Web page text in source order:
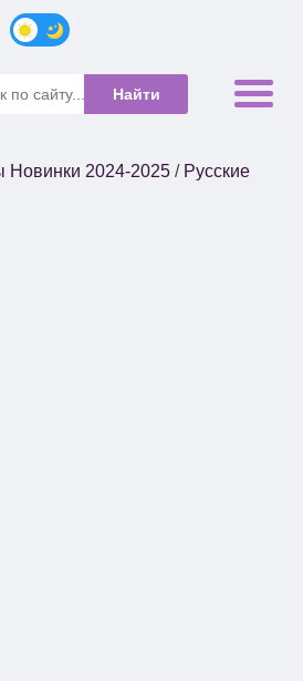
Новинки 2024-2025 / Русские